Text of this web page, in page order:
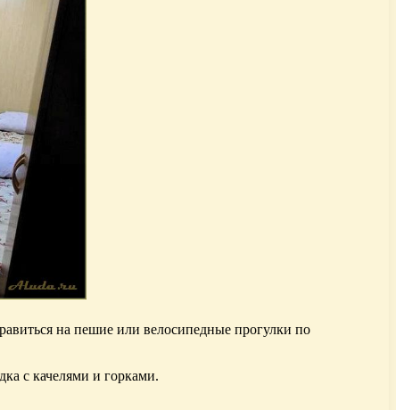
на пешие или велосипедные прогулки по
с качелями и горками.